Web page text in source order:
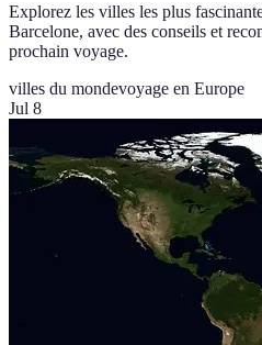
Explorez les villes les plus
Barcelone, avec des conseils et
prochain voyage.
villes du mondevoyage en Europe
Jul 8